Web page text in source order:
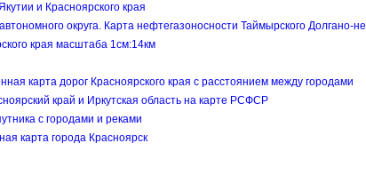
и Красноярского края
округа. Карта нефтегазоносности Таймырского Долгано-
края масштаба 1см:14км
карта дорог Красноярского края с расстоянием между городами
край и Иркутская область на карте РСФСР
с городами и реками
карта города Красноярск